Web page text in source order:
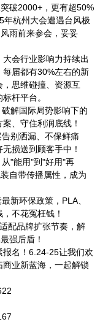
破2000+，更有超50%
年杭州大会遭遇台风极
雨前来参会，妥妥
会行业影响力持续出
届都有30%左右的新
思维碰撞、资源互
杆平台。
破解国际局势影响下的
、守住利润底线！
别洒漏、不保鲜痛
损送到顾客手中！
"能用"到"好用"再
自带传播属性，成为
新环保政策，PLA、
不花冤枉钱！
配品牌扩张节奏，解
强后盾！
名！6.24-25让我们欢
业新蓝海，一起解锁